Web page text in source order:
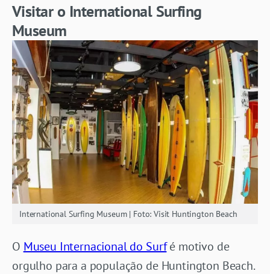
Visitar o International Surfing
Museum
International Surfing Museum | Foto: Visit Huntington Beach
O Museu Internacional do Surfé motivo de
orgulho para a população de Huntington Beach.